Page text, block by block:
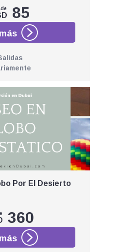
85
Por El Desierto
360